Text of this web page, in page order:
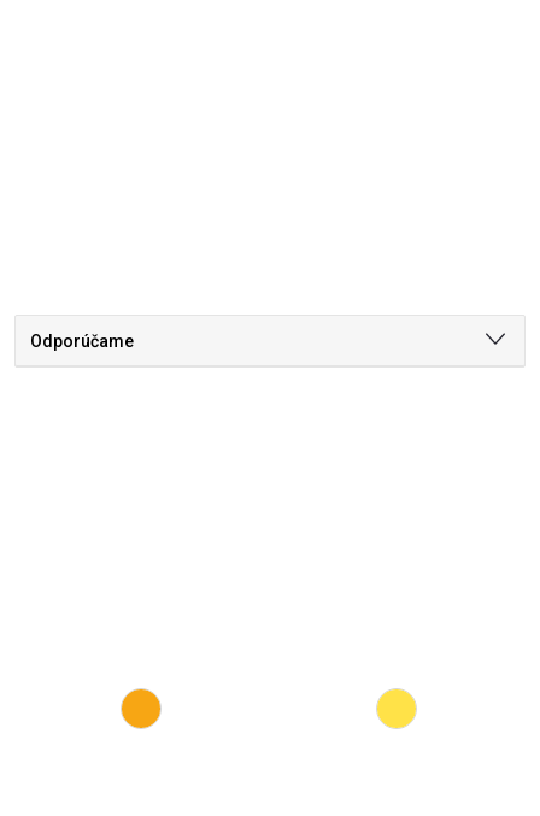
Odporúčame